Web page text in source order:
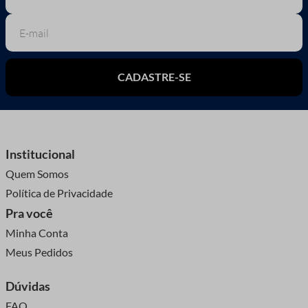
CADASTRE-SE
Institucional
Quem Somos
Política de Privacidade
Pra você
Minha Conta
Meus Pedidos
Dúvidas